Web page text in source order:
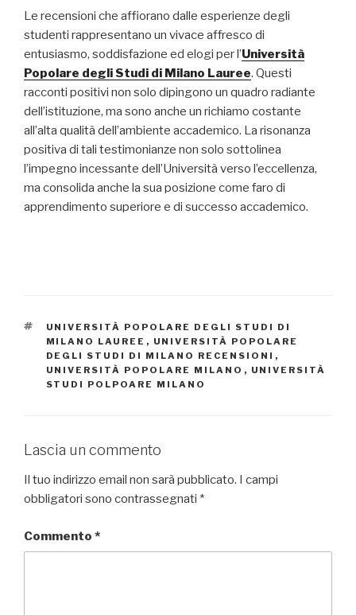
Le recensioni che affiorano dalle esperienze degli
studenti rappresentano un vivace affresco di
entusiasmo, soddisfazione ed elogi per l’Università
Popolare degli Studi di Milano Lauree. Questi
racconti positivi non solo dipingono un quadro radiante
dell’istituzione, ma sono anche un richiamo costante
all’alta qualità dell’ambiente accademico. La risonanza
positiva di tali testimonianze non solo sottolinea
l’impegno incessante dell’Università verso l’eccellenza,
ma consolida anche la sua posizione come faro di
apprendimento superiore e di successo accademico.
TAG
UNIVERSITÀ POPOLARE DEGLI STUDI DI
MILANO LAUREE , UNIVERSITÀ POPOLARE
DEGLI STUDI DI MILANO RECENSIONI ,
UNIVERSITÀ POPOLARE MILANO , UNIVERSITÀ
STUDI POLPOARE MILANO
Lascia un commento
Il tuo indirizzo email non sarà pubblicato.
I campi
obbligatori sono contrassegnati *
Commento *